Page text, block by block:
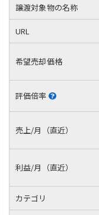
譲渡対象物の名称
URL
希望売却価格
評価倍率
売上/月（直近）
利益/月（直近）
カテゴリ